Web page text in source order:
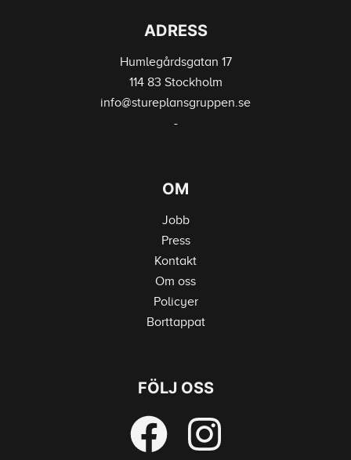
ADRESS
Humlegårdsgatan 17
114 83 Stockholm
info@stureplansgruppen.se
-
OM
Jobb
Press
Kontakt
Om oss
Policyer
Borttappat
FÖLJ OSS